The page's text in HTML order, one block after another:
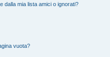
dalla mia lista amici o ignorati?
vuota?